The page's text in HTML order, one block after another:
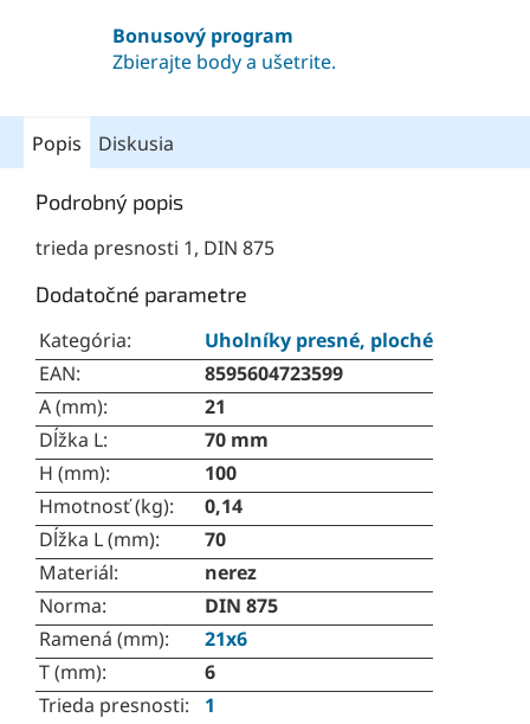
Bonusový program
Zbierajte body a ušetrite.
Popis Diskusia
Podrobný popis
trieda presnosti 1, DIN 875
Dodatočné parametre
Kategória:
Uholníky presné, ploché
EAN:
8595604723599
A (mm):
21
Dĺžka L:
70 mm
H (mm):
100
Hmotnosť (kg):
0,14
Dĺžka L (mm):
70
Materiál:
nerez
Norma:
DIN 875
Ramená (mm):
21x6
T (mm):
6
Trieda presnosti:
1